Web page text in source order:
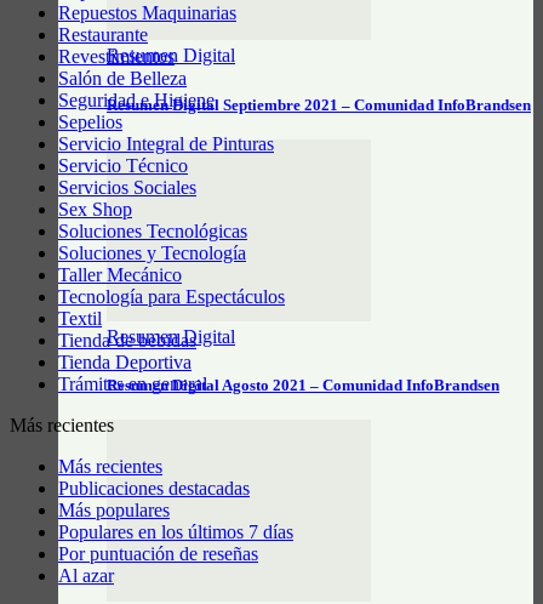
Resumen Digital
Resumen Digital Septiembre 2021 – Comunidad InfoBrandsen
Resumen Digital
Resumen Digital Agosto 2021 – Comunidad InfoBrandsen
Repuestos Maquinarias
Restaurante
Revestimientos
Salón de Belleza
Seguridad e Higiene
Sepelios
Servicio Integral de Pinturas
Servicio Técnico
Servicios Sociales
Sex Shop
Soluciones Tecnológicas
Soluciones y Tecnología
Taller Mecánico
Tecnología para Espectáculos
Textil
Tienda de bebidas
Tienda Deportiva
Trámites en general
Más recientes
Más recientes
Publicaciones destacadas
Más populares
Populares en los últimos 7 días
Por puntuación de reseñas
Al azar